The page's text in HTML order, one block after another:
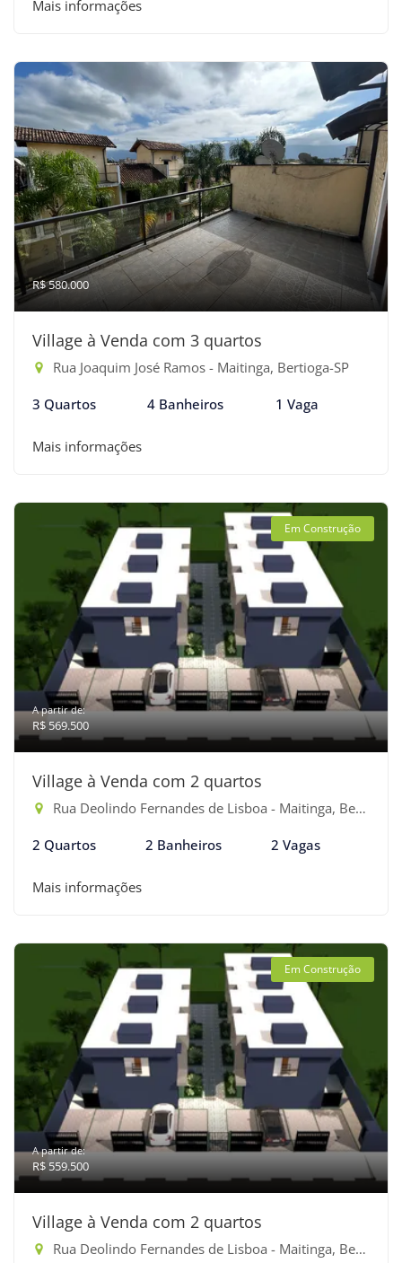
Mais informações
R$ 580.000
Village à Venda com 3 quartos
Rua Joaquim José Ramos - Maitinga, Bertioga-SP
3 Quartos 4 Banheiros 1 Vaga
Mais informações
Em Construção
A partir de:
R$ 569.500
Village à Venda com 2 quartos
Rua Deolindo Fernandes de Lisboa - Maitinga, Bertioga-SP
2 Quartos 2 Banheiros 2 Vagas
Mais informações
Em Construção
A partir de:
R$ 559.500
Village à Venda com 2 quartos
Rua Deolindo Fernandes de Lisboa - Maitinga, Bertioga-SP